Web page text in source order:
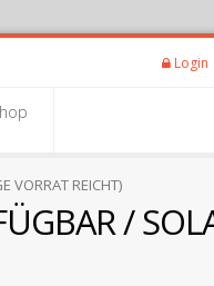
Login
VORRAT REICHT)
/